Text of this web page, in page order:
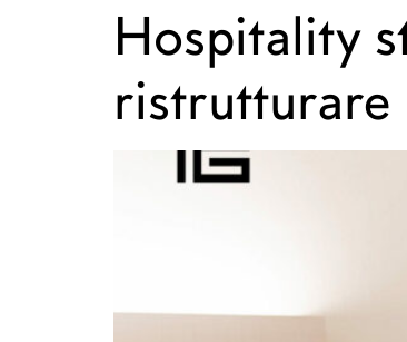
Hospitality
ristrutturare